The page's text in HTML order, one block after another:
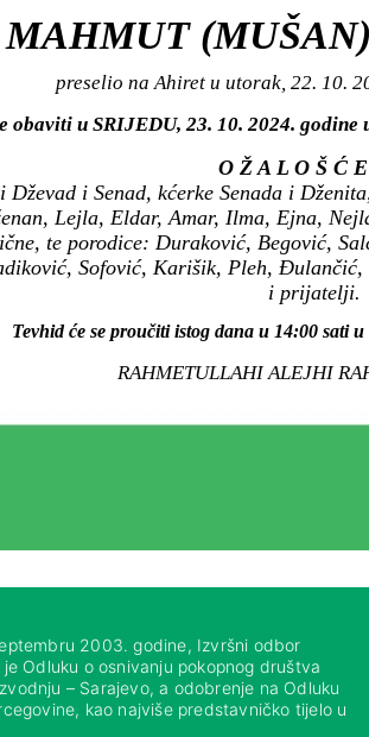
MAHMUT
preselio na Ahiret u utorak, 22. 10.
obaviti u SRIJEDU, 23. 10. 2024.
O Ž A L O Š Ć
Dževad i Senad, kćerke Senada i
Lejla, Eldar, Amar, Ilma, Ejna,
te porodice: Duraković, Begović,
Sofović, Karišik, Pleh,
i prijatelji.
Tevhid će se proučiti istog dana u 14:00 sati
RAHMETULLAHI ALEJHI
2003. godine, Izvršni odbor
Odluku o osnivanju pokopnog društva
– Sarajevo, a odobrenje na Odluku
kao najviše predstavničko tijelo u